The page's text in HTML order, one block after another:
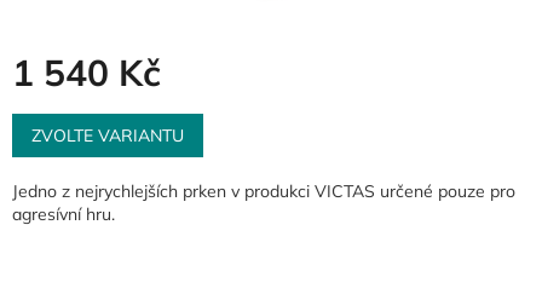
1 540 Kč
Měrná
cena:
ZVOLTE VARIANTU
Jedno z nejrychlejších prken v produkci VICTAS určené pouze pro
agresívní hru.